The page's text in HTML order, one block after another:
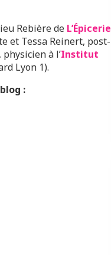
Rebière de L’Épicerie
et Tessa Reinert, post-
à l’Institut
Lyon 1).
: